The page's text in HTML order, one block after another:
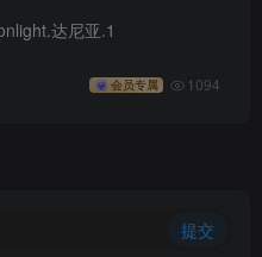
达尼亚.1
会员专属 1094
提交